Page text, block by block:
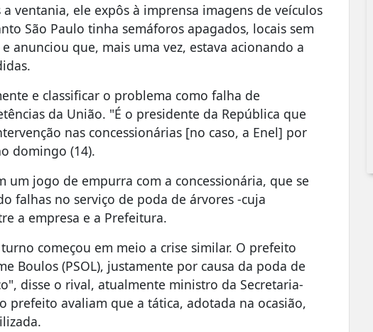
ventania, ele expôs à imprensa imagens de veículos
São Paulo tinha semáforos apagados, locais sem
anunciou que, mais uma vez, estava acionando a
e classificar o problema como falha de
da União. "É o presidente da República que
nas concessionárias [no caso, a Enel] por
domingo (14).
um jogo de empurra com a concessionária, que se
falhas no serviço de poda de árvores -cuja
a empresa e a Prefeitura.
começou em meio a crise similar. O prefeito
Boulos (PSOL), justamente por causa da poda de
disse o rival, atualmente ministro da Secretaria-
prefeito avaliam que a tática, adotada na ocasião,